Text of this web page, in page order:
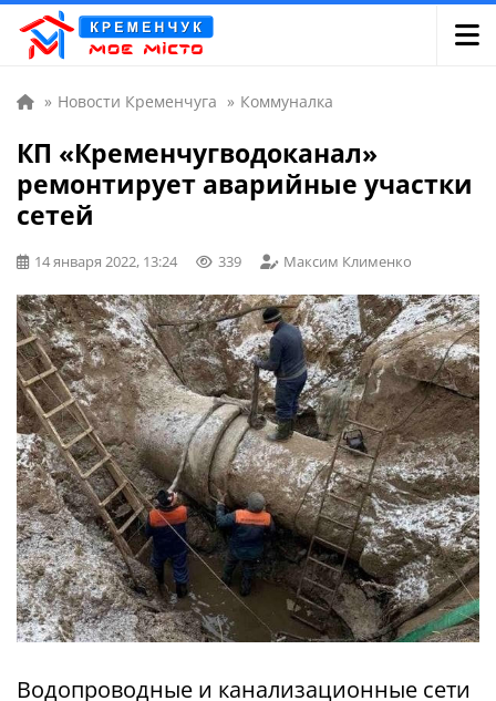
» Новости Кременчуга » Коммуналка
КП «Кременчугводоканал»
ремонтирует аварийные участки
сетей
14 января 2022, 13:24 339 Максим Клименко
Водопроводные и канализационные сети